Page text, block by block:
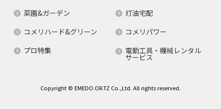
菜園&ガーデン
灯油宅配
コメリハード&グリーン
コメリパワー
プロ特集
電動工具・機械レンタル
サービス
Copyright © EMEDO.OR.TZ Co.,Ltd. All rights reserved.